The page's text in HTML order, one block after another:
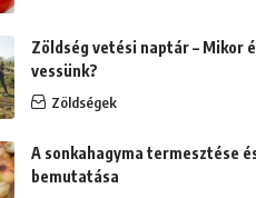
Zöldség vetési naptár – Mikor
vessünk?
Zöldségek
A sonkahagyma termesztése
bemutatása